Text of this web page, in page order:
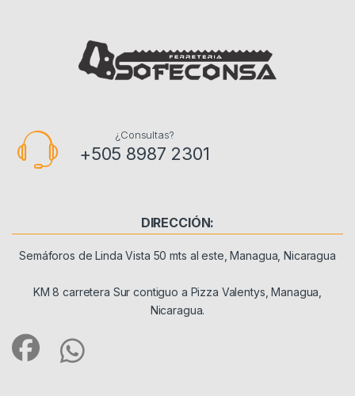
¿Consultas?
+505 8987 2301
DIRECCIÓN:
Semáforos de Linda Vista 50 mts al este, Managua, Nicaragua
KM 8 carretera Sur contiguo a Pizza Valentys, Managua,
Nicaragua.